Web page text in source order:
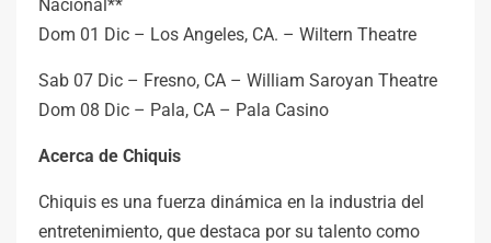
Nacional**
Dom 01 Dic – Los Angeles, CA. – Wiltern Theatre
Sab 07 Dic – Fresno, CA – William Saroyan Theatre
Dom 08 Dic – Pala, CA – Pala Casino
Acerca de Chiquis
Chiquis es una fuerza dinámica en la industria del
entretenimiento, que destaca por su talento como